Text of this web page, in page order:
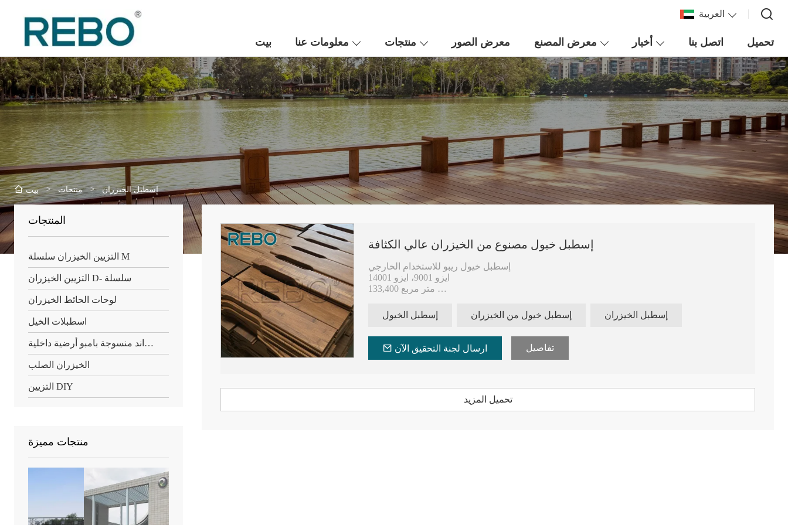
العربية
بيت معلومات عنا منتجات معرض الصور معرض المصنع أخبار اتصل بنا تحميل
بيت > منتجات > إسطبل الخيزران
المنتجات
التزيين الخيزران سلسلة M
التزيين الخيزران D- سلسلة
لوحات الحائط الخيزران
اسطبلات الخيل
ستراند منسوجة بامبو أرضية داخلية
الخيزران الصلب
التزيين DIY
منتجات مميزة
إسطبل خيول مصنوع من الخيزران عالي الكثافة
20 عامًا من الخبرة في تكنولوجيا الضغط الساخن
إسطبل الخيول إسطبل خيول من الخيزران إسطبل الخيزران
ارسال لجنة التحقيق الآن تفاصيل
تحميل المزيد